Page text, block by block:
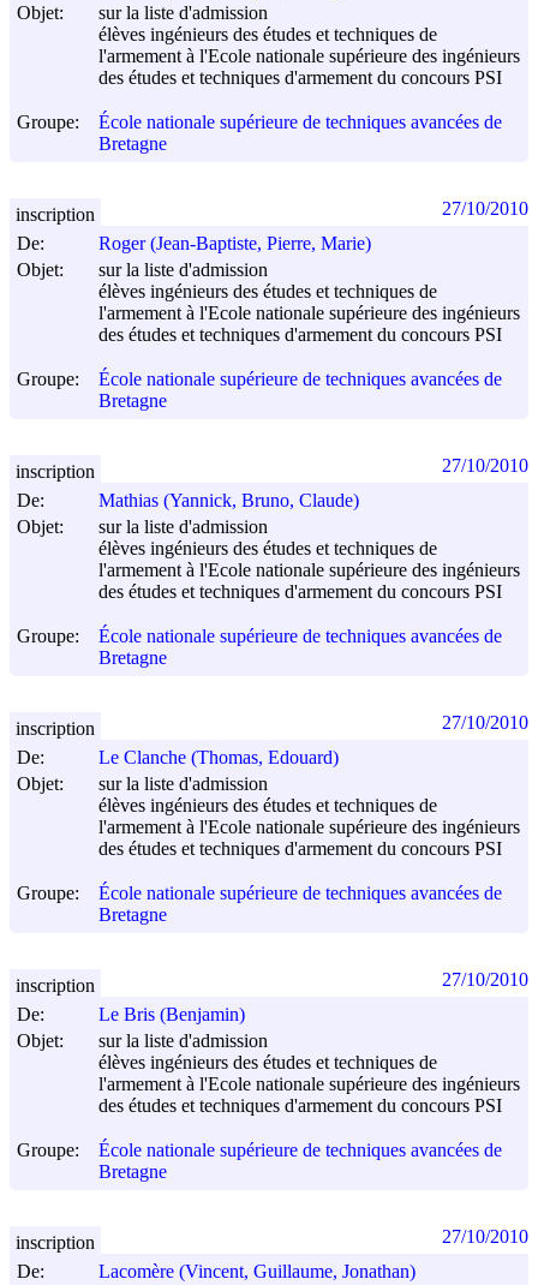
Objet:
sur la liste d'admission
élèves ingénieurs des études et techniques de
l'armement à l'Ecole nationale supérieure des ingénieurs
des études et techniques d'armement du concours PSI
Groupe:
École nationale supérieure de techniques avancées de
Bretagne
De:
Roger (Jean-Baptiste, Pierre, Marie)
Objet:
sur la liste d'admission
élèves ingénieurs des études et techniques de
l'armement à l'Ecole nationale supérieure des ingénieurs
des études et techniques d'armement du concours PSI
Groupe:
École nationale supérieure de techniques avancées de
Bretagne
inscription 27/10/2010
De:
Mathias (Yannick, Bruno, Claude)
Objet:
sur la liste d'admission
élèves ingénieurs des études et techniques de
l'armement à l'Ecole nationale supérieure des ingénieurs
des études et techniques d'armement du concours PSI
Groupe:
École nationale supérieure de techniques avancées de
Bretagne
inscription 27/10/2010
De:
Le Clanche (Thomas, Edouard)
Objet:
sur la liste d'admission
élèves ingénieurs des études et techniques de
l'armement à l'Ecole nationale supérieure des ingénieurs
des études et techniques d'armement du concours PSI
Groupe:
École nationale supérieure de techniques avancées de
Bretagne
inscription 27/10/2010
De:
Le Bris (Benjamin)
Objet:
sur la liste d'admission
élèves ingénieurs des études et techniques de
l'armement à l'Ecole nationale supérieure des ingénieurs
des études et techniques d'armement du concours PSI
Groupe:
École nationale supérieure de techniques avancées de
Bretagne
inscription 27/10/2010
De:
Lacomère (Vincent, Guillaume, Jonathan)
inscription 27/10/2010